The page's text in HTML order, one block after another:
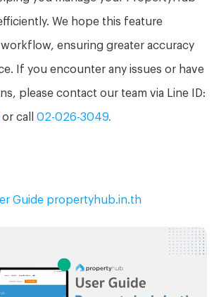
We hope this feature
ensuring greater accuracy
If you encounter any issues or have
please contact our team via Line ID:
or call 02-026-3049.
Guide propertyhub.in.th